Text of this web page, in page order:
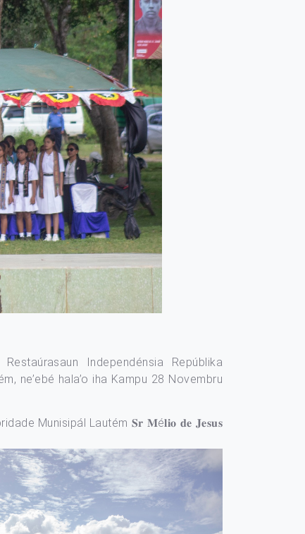
Independénsia Repúblika
ne’ebé hala’o iha Kampu 28 Novembru
Munisipál Lautém 𝐒𝐫 𝐌é𝐥𝐢𝐨 𝐝𝐞 𝐉𝐞𝐬𝐮𝐬